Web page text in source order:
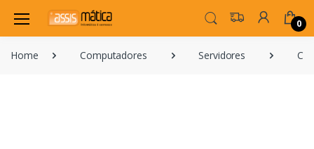
0
Home Computadores Servidores